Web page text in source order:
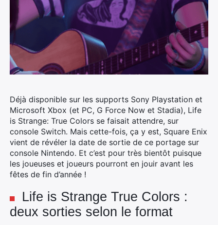
Déjà disponible sur les supports Sony Playstation et
Microsoft Xbox (et PC, G Force Now et Stadia), Life
is Strange: True Colors se faisait attendre, sur
console Switch. Mais cette-fois, ça y est, Square Enix
vient de révéler la date de sortie de ce portage sur
console Nintendo. Et c’est pour très bientôt puisque
les joueuses et joueurs pourront en jouir avant les
fêtes de fin d’année !
Life is Strange True Colors :
deux sorties selon le format